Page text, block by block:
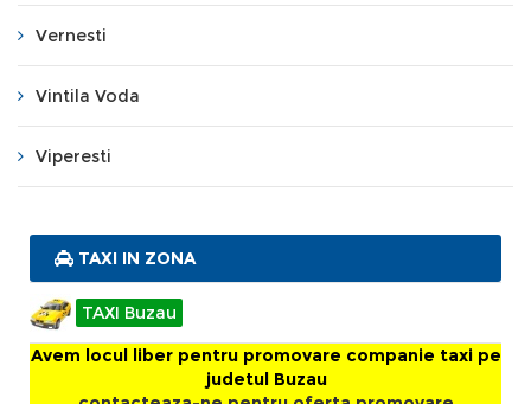
Vernesti
Vintila Voda
Viperesti
TAXI IN ZONA
TAXI Buzau
Avem locul liber pentru promovare companie taxi pe
judetul Buzau